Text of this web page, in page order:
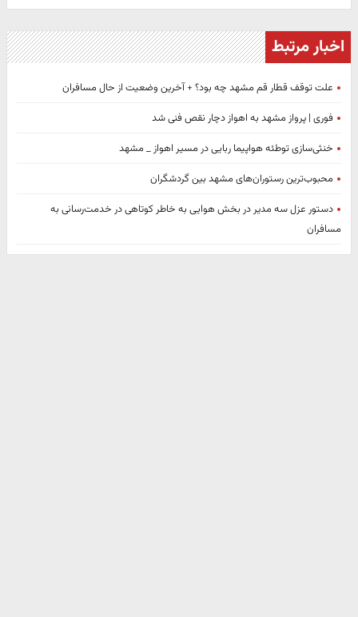
اخبار مرتبط
علت توقف قطار قم مشهد چه بود؟ + آخرین وضعیت از حال مسافران
فوری | پرواز مشهد به اهواز دچار نقص فنی شد
خنثی‌سازی توطئه هواپیما ربایی در مسیر اهواز _ مشهد
محبوب‌ترین رستوران‌های مشهد بین گردشگران
دستور عزل سه مدیر در بخش هوایی به خاطر کوتاهی در خدمت‌رسانی به
مسافران